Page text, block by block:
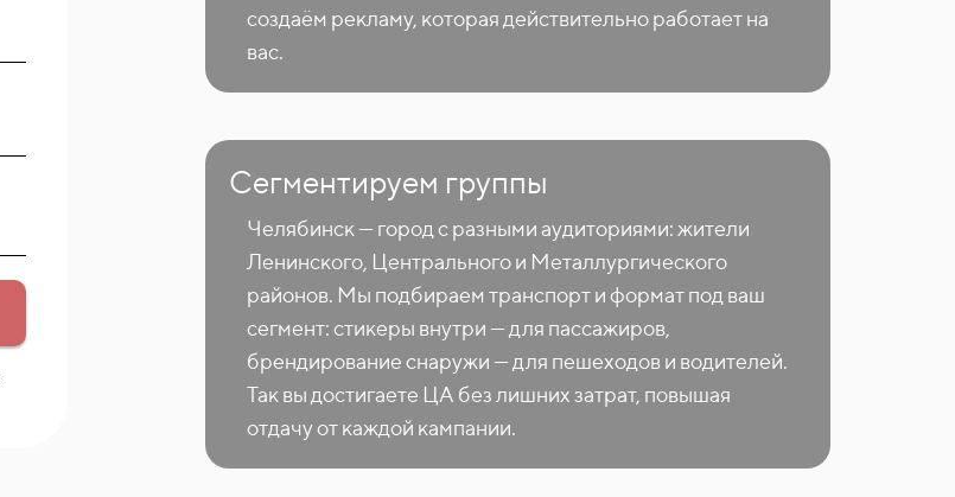
создаём рекламу, которая действительно работает на
вас.
Сегментируем группы
Челябинск — город с разными аудиториями: жители
Ленинского, Центрального и Металлургического
районов. Мы подбираем транспорт и формат под ваш
сегмент: стикеры внутри — для пассажиров,
брендирование снаружи — для пешеходов и водителей.
Так вы достигаете ЦА без лишних затрат, повышая
отдачу от каждой кампании.